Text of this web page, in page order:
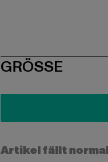
SIZE
GRÖSSE
Artikel fällt